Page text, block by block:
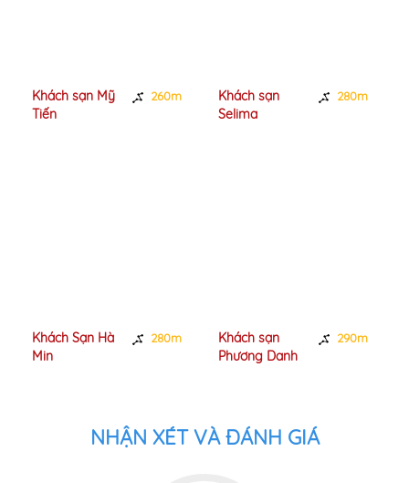
Khách sạn Mỹ
Tiến
260m
Khách Sạn Hà
Min
280m
Khách sạn
Selima
280m
Khách sạn
Phương Danh
290m
NHẬN XÉT VÀ ĐÁNH GIÁ